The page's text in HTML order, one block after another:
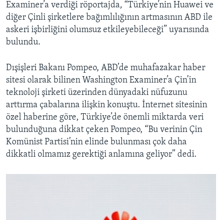
Examiner’a verdiği röportajda, “Türkiye’nin Huawei ve
diğer Çinli şirketlere bağımlılığının artmasının ABD ile
askeri işbirliğini olumsuz etkileyebileceği” uyarısında
bulundu.
Dışişleri Bakanı Pompeo, ABD’de muhafazakar haber
sitesi olarak bilinen Washington Examiner’a Çin’in
teknoloji şirketi üzerinden dünyadaki nüfuzunu
arttırma çabalarına ilişkin konuştu. İnternet sitesinin
özel haberine göre, Türkiye’de önemli miktarda veri
bulunduğuna dikkat çeken Pompeo, “Bu verinin Çin
Komünist Partisi’nin elinde bulunması çok daha
dikkatli olmamız gerektiği anlamına geliyor” dedi.